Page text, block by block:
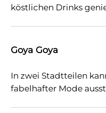
köstlichen Drinks
Goya Goya
In zwei Stadtteilen
fabelhafter Mode